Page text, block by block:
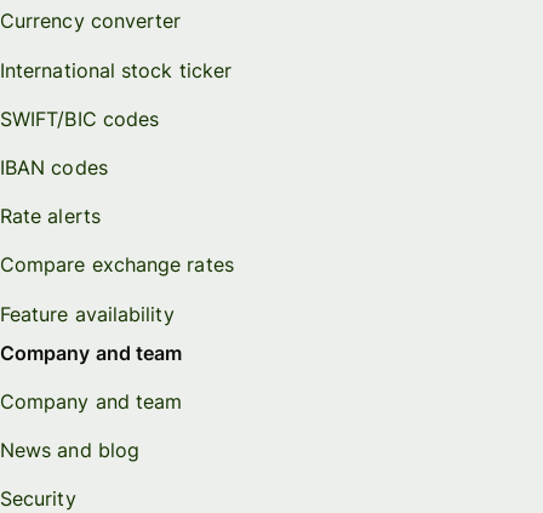
Currency converter
International stock ticker
SWIFT/BIC codes
IBAN codes
Rate alerts
Compare exchange rates
Feature availability
Company and team
Company and team
News and blog
Security